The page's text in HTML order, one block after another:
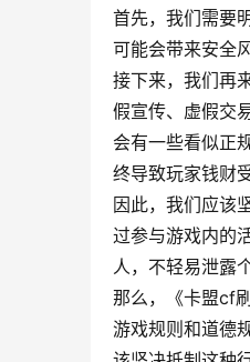
首先，我们需要
可能会带来安全
接下来，我们再
假宣传、虚假交
会有一些看似正
终导致玩家钱财受
因此，我们应该
过参与游戏内的
人，不轻易泄露
那么，《卡盟cf
游戏规则和道德